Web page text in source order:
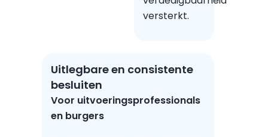
versterkt.
Uitlegbare en consistente
besluiten
Voor uitvoeringsprofessionals
en burgers